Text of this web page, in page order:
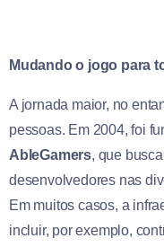
Mudando o jogo para
A jornada maior, no
pessoas. Em 2004, foi
AbleGamers, que
desenvolvedores nas
Em muitos casos, a
incluir, por exemplo,